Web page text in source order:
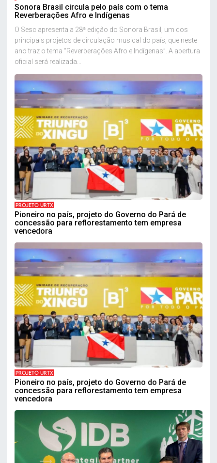
Sonora Brasil circula pelo país com o tema
Reverberações Afro e Indígenas
O Sesc apresenta a 28ª edição do Sonora Brasil, um dos
principais projetos de circulação musical do país, que neste
ano traz o tema “Reverberações Afro e Indígenas”. A abertura
oficial será realizada...
PROJETO URTX
Pioneiro no país, projeto do Governo do Pará de
concessão para reflorestamento tem empresa
vencedora
PROJETO URTX
Pioneiro no país, projeto do Governo do Pará de
concessão para reflorestamento tem empresa
vencedora